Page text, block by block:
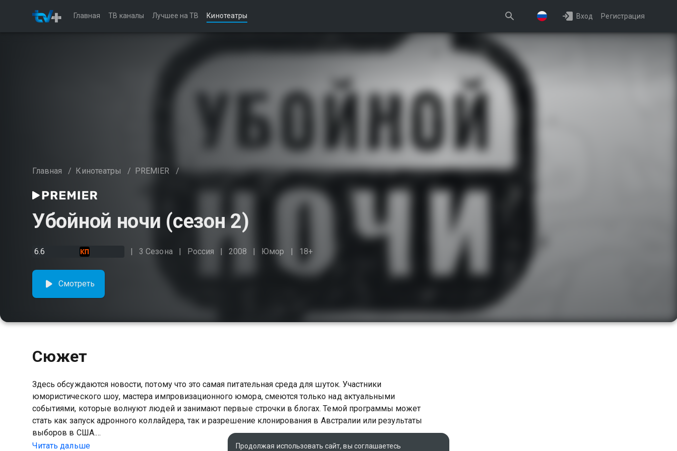
Главная ТВ каналы Лучшее на ТВ Кинотеатры Вход Регистрация
Главная / Кинотеатры / PREMIER /
Убойной ночи (сезон 2)
6.6 3 Сезона Россия 2008 Юмор 18+
Смотреть
Сюжет
Здесь обсуждаются новости, потому что это самая питательная среда для шуток. Участники
юмористического шоу, мастера импровизационного юмора, смеются только над актуальными
событиями, которые волнуют людей и занимают первые строчки в блогах. Темой программы может
стать как запуск адронного коллайдера, так и разрешение клонирования в Австралии или результаты
выборов в США.
Читать дальше
Продолжая использовать сайт, вы соглашаетесь